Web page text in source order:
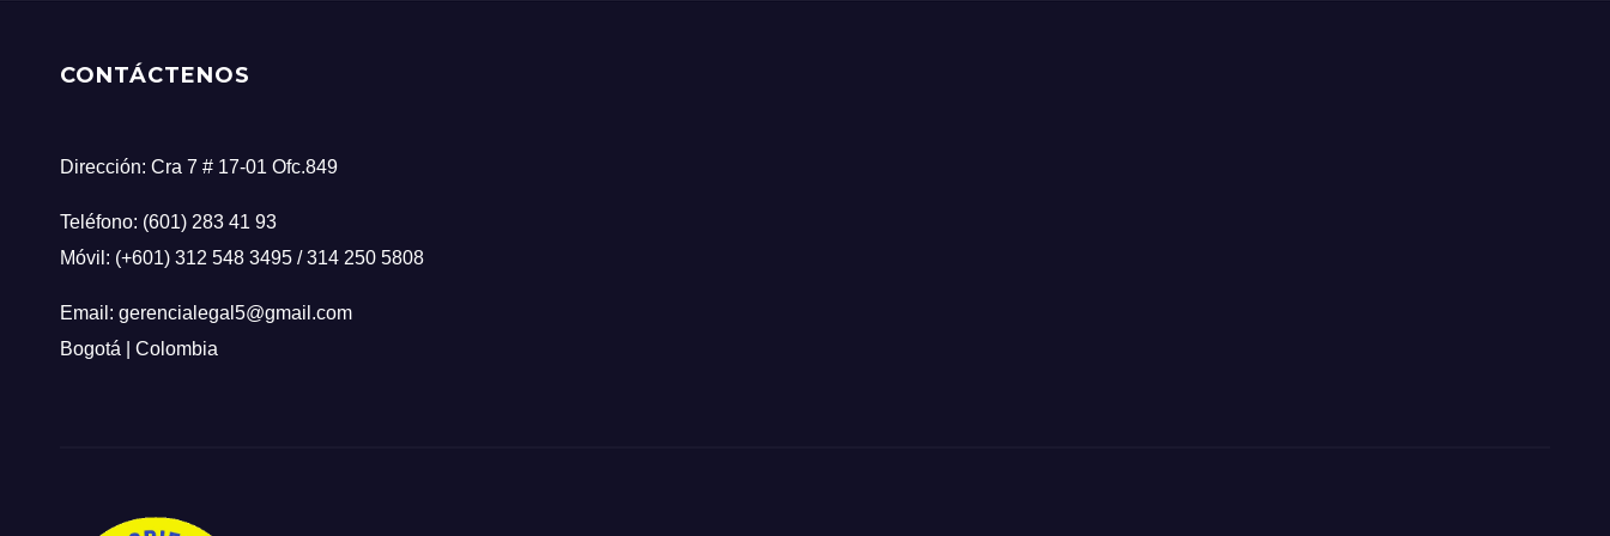
CONTÁCTENOS
Dirección: Cra 7 # 17-01 Ofc.849
Teléfono: (601) 283 41 93
Móvil: (+601) 312 548 3495 / 314 250 5808
Email: gerencialegal5@gmail.com
Bogotá | Colombia